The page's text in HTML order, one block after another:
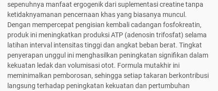
sepenuhnya manfaat ergogenik dari suplementasi creatine tanpa
ketidaknyamanan pencernaan khas yang biasanya muncul.
Dengan mempercepat pengisian kembali cadangan fosfokreatin,
produk ini meningkatkan produksi ATP (adenosin trifosfat) selama
latihan interval intensitas tinggi dan angkat beban berat. Tingkat
penyerapan unggul ini menghasilkan peningkatan signifikan dalam
kekuatan ledak dan volumisasi otot. Formula mutakhir ini
meminimalkan pemborosan, sehingga setiap takaran berkontribusi
langsung terhadap peningkatan kekuatan dan pertumbuhan